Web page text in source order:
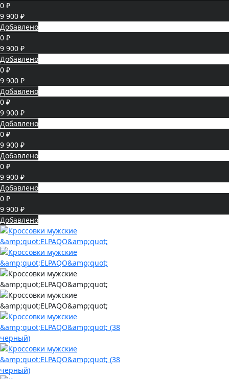
0 ₽
9 900 ₽
Добавлено
0 ₽
9 900 ₽
Добавлено
0 ₽
9 900 ₽
Добавлено
0 ₽
9 900 ₽
Добавлено
0 ₽
9 900 ₽
Добавлено
0 ₽
9 900 ₽
Добавлено
0 ₽
9 900 ₽
Добавлено